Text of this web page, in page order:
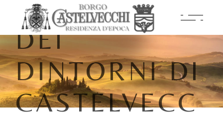
SCOPERTA
DEI
DINTORNI DI
CASTELVECC